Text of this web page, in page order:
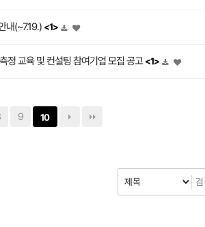
내(~7.19.) <1>
정 교육 및 컨설팅 참여기업 모집 공고<1>
9 10